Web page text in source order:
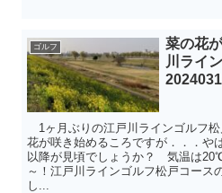
ゴルフ
菜の花
川ライ
1ヶ月ぶりの江戸川ラインゴルフ
花が咲き始めるころですが．．．や
以降が見頃でしょうか？ 気温は
～！江戸川ラインゴルフ松戸コース
し...